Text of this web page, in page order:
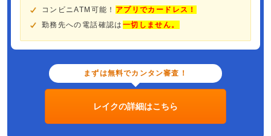
コンビニATM可能！ アプリでカードレス！
勤務先への電話確認は 一切しません。
まずは無料でカンタン審査！
レイクの詳細はこちら